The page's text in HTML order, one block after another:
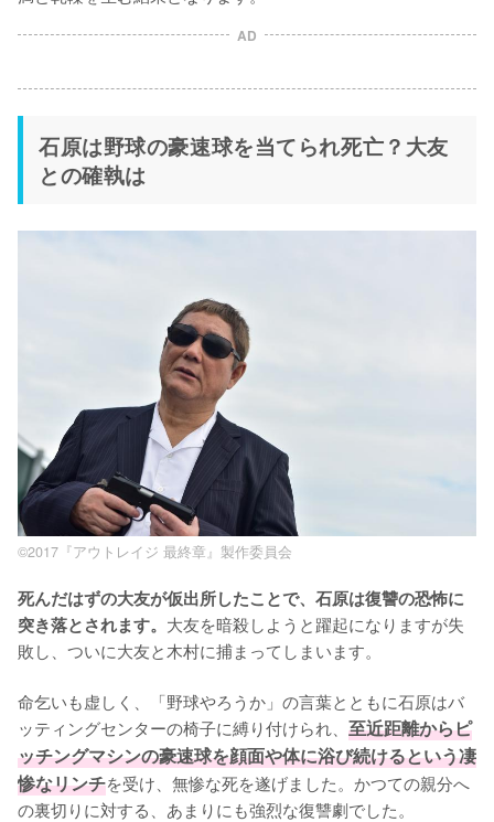
AD
石原は野球の豪速球を当てられ死亡？大友
との確執は
©2017『アウトレイジ 最終章』製作委員会
死んだはずの大友が仮出所したことで、石原は復讐の恐怖に
突き落とされます。 大友を暗殺しようと躍起になりますが失
敗し、ついに大友と木村に捕まってしまいます。
命乞いも虚しく、「野球やろうか」の言葉とともに石原はバ
ッティングセンターの椅子に縛り付けられ、 至近距離からピ
ッチングマシンの豪速球を顔面や体に浴び続けるという凄
惨なリンチを受け、無惨な死を遂げました。かつての親分へ
の裏切りに対する、あまりにも強烈な復讐劇でした。